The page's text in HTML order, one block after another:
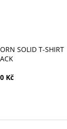
SOLID T-SHIRT
Kč